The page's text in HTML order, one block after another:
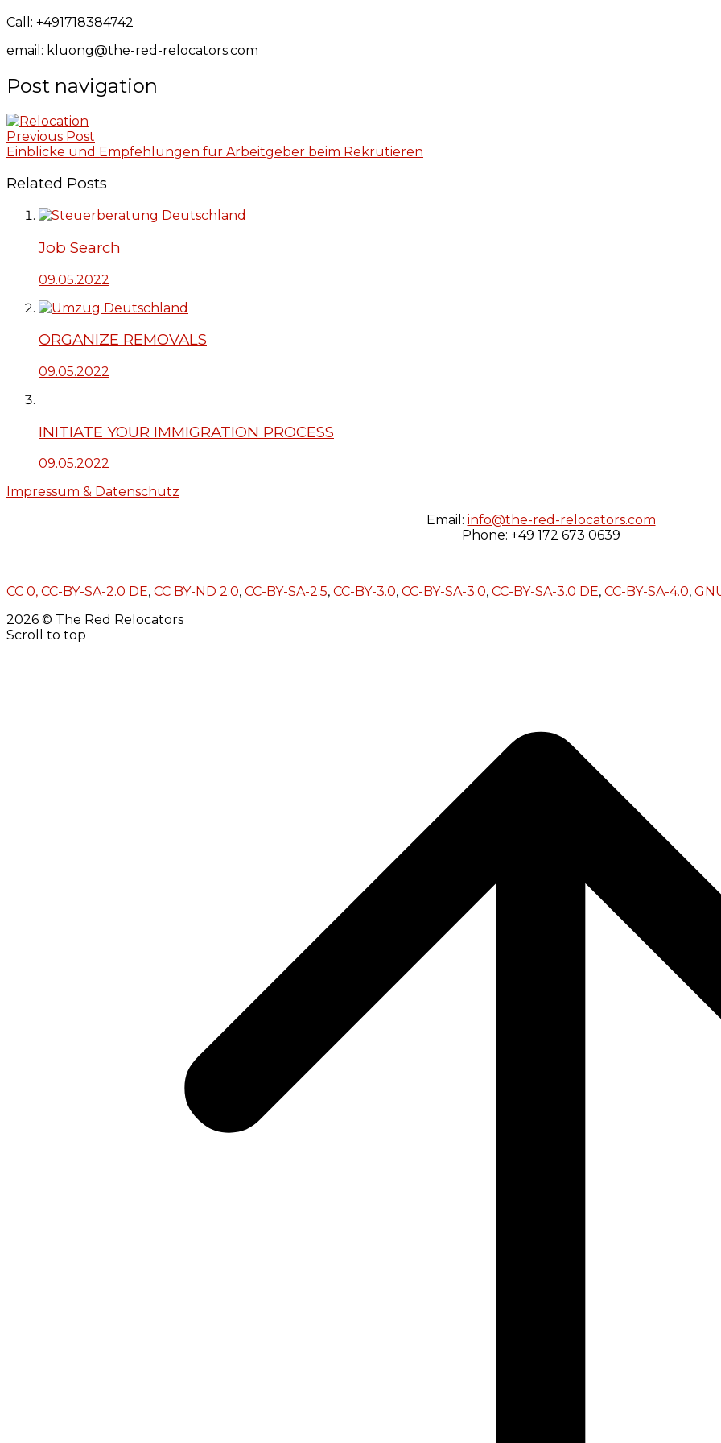
Call: +491718384742
email: kluong@the-red-relocators.com
Post navigation
Previous Post
Einblicke und Empfehlungen für Arbeitgeber beim Rekrutieren
Related Posts
Job Search
09.05.2022
ORGANIZE REMOVALS
09.05.2022
INITIATE YOUR IMMIGRATION PROCESS
09.05.2022
Impressum & Datenschutz
Email: info@the-red-relocators.com
Phone: +49 172 673 0639
CC 0, CC-BY-SA-2.0 DE, CC BY-ND 2.0, CC-BY-SA-2.5, CC-BY-3.0, CC-BY-SA-3.0, CC-BY-SA-3.0 DE, CC-BY-SA-4.0,
2026 © The Red Relocators
Scroll to top